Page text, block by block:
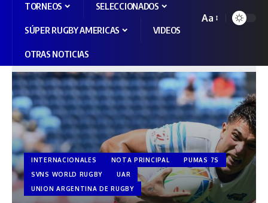
TORNEOS SELECCIONADOS
SÚPER RUGBY AMERICAS VIDEOS
OTRAS NOTICIAS
Aa
INTERNACIONALES NOTA PRINCIPAL
PUMAS 7S
SVNS WORLD RUGBY
UAR
UNION ARGENTINA DE RUGBY